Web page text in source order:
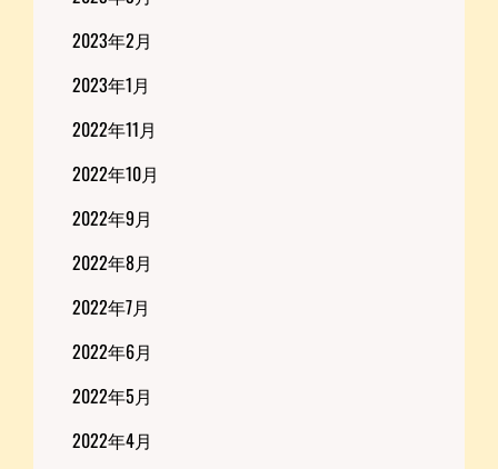
2023年2月
2023年1月
2022年11月
2022年10月
2022年9月
2022年8月
2022年7月
2022年6月
2022年5月
2022年4月